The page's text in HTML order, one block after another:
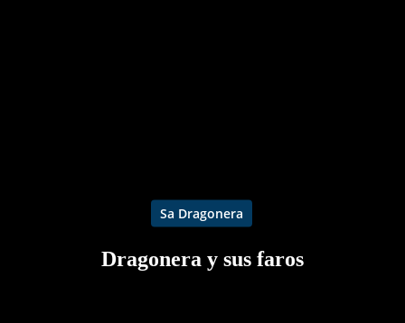
Sa Dragonera
Dragonera y sus faros